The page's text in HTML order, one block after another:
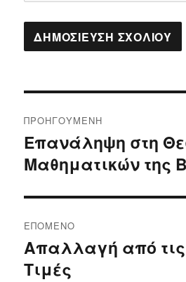
άρθρων
ΠΡΟΗΓΟΎΜΕΝΗ
Προηγούμενο
άρθρο:
Επανάληψη στη
Μαθηματικών της
ΕΠΌΜΕΝΟ
Επόμενο
άρθρο:
Απαλλαγή από
Τιμές